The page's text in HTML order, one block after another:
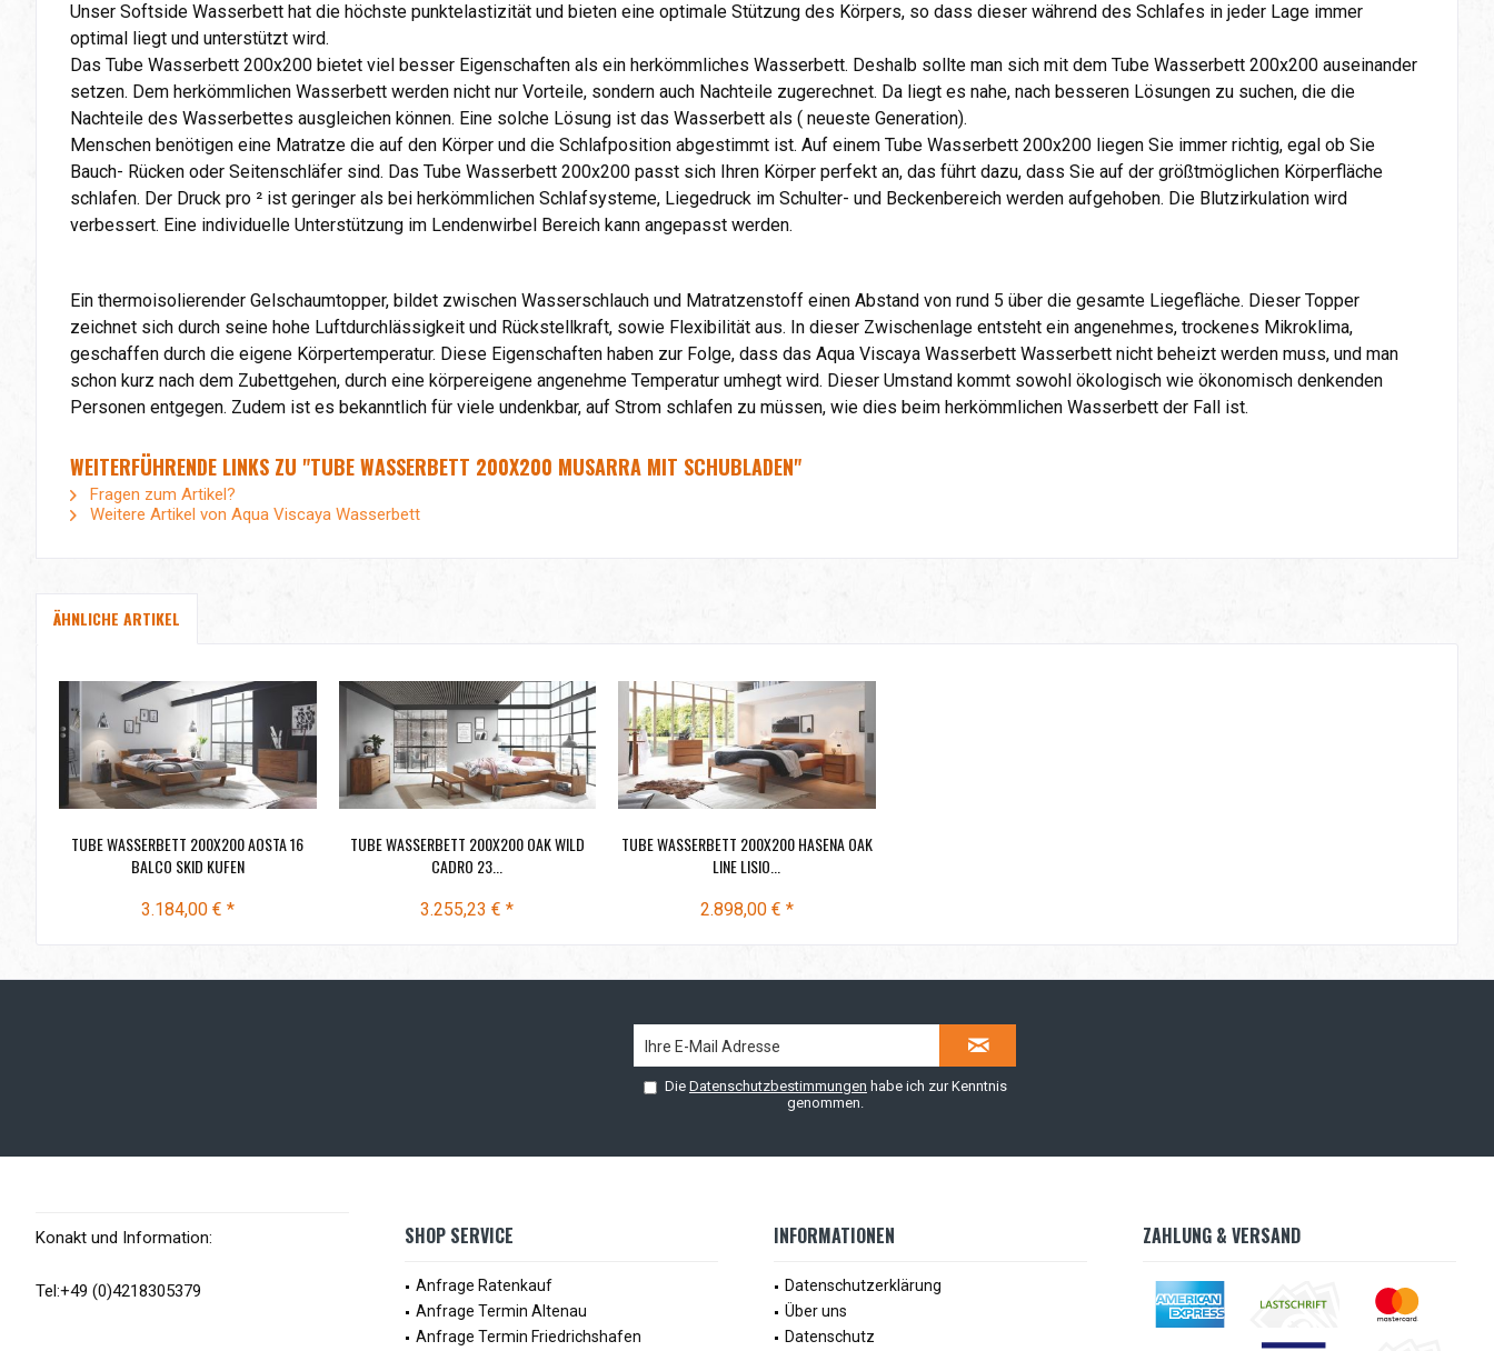
Unser Softside Wasserbett hat die höchste punktelastizität und bieten eine optimale Stützung des Körpers, so dass dieser während des Schlafes in jeder Lage immer
optimal liegt und unterstützt wird.
Das Tube Wasserbett 200x200 bietet viel besser Eigenschaften als ein herkömmliches Wasserbett. Deshalb sollte man sich mit dem Tube Wasserbett 200x200 auseinander
setzen. Dem herkömmlichen Wasserbett werden nicht nur Vorteile, sondern auch Nachteile zugerechnet. Da liegt es nahe, nach besseren Lösungen zu suchen, die die
Nachteile des Wasserbettes ausgleichen können. Eine solche Lösung ist das Wasserbett als ( neueste Generation).
Menschen benötigen eine Matratze die auf den Körper und die Schlafposition abgestimmt ist. Auf einem Tube Wasserbett 200x200 liegen Sie immer richtig, egal ob Sie
Bauch- Rücken oder Seitenschläfer sind. Das Tube Wasserbett 200x200 passt sich Ihren Körper perfekt an, das führt dazu, dass Sie auf der größtmöglichen Körperfläche
schlafen. Der Druck pro ² ist geringer als bei herkömmlichen Schlafsysteme, Liegedruck im Schulter- und Beckenbereich werden aufgehoben. Die Blutzirkulation wird
verbessert. Eine individuelle Unterstützung im Lendenwirbel Bereich kann angepasst werden.
Ein thermoisolierender Gelschaumtopper, bildet zwischen Wasserschlauch und Matratzenstoff einen Abstand von rund 5 über die gesamte Liegefläche. Dieser Topper
zeichnet sich durch seine hohe Luftdurchlässigkeit und Rückstellkraft, sowie Flexibilität aus. In dieser Zwischenlage entsteht ein angenehmes, trockenes Mikroklima,
geschaffen durch die eigene Körpertemperatur. Diese Eigenschaften haben zur Folge, dass das Aqua Viscaya Wasserbett Wasserbett nicht beheizt werden muss, und man
schon kurz nach dem Zubettgehen, durch eine körpereigene angenehme Temperatur umhegt wird. Dieser Umstand kommt sowohl ökologisch wie ökonomisch denkenden
Personen entgegen. Zudem ist es bekanntlich für viele undenkbar, auf Strom schlafen zu müssen, wie dies beim herkömmlichen Wasserbett der Fall ist.
WEITERFÜHRENDE LINKS ZU "TUBE WASSERBETT 200X200 MUSARRA MIT SCHUBLADEN"
Fragen zum Artikel?
Weitere Artikel von Aqua Viscaya Wasserbett
ÄHNLICHE ARTIKEL
TUBE WASSERBETT 200X200 AOSTA 16
BALCO SKID KUFEN
3.184,00 € *
TUBE WASSERBETT 200X200 OAK WILD
CADRO 23...
3.255,23 € *
TUBE WASSERBETT 200X200 HASENA OAK
LINE LISIO...
2.898,00 € *
Die Datenschutzbestimmungen habe ich zur Kenntnis
genommen.
Konakt und Information:
Tel:+49 (0)4218305379
SHOP SERVICE
Anfrage Ratenkauf
Anfrage Termin Altenau
Anfrage Termin Friedrichshafen
INFORMATIONEN
Datenschutzerklärung
Über uns
Datenschutz
ZAHLUNG & VERSAND